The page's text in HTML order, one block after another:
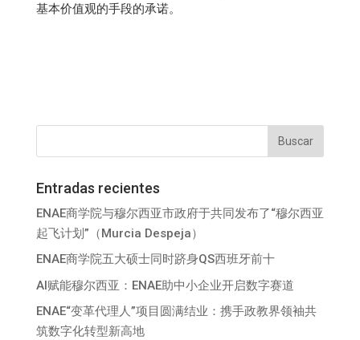
基本价值观的手段的承诺。
Entradas recientes
ENAE商学院与穆尔西亚市政府于共同发布了“穆尔西亚
起飞计划”（Murcia Despeja）
ENAE商学院五大硕士同时跻身QS西班牙前十
AI赋能穆尔西亚：ENAE助中小企业开启数字赛道
ENAE“变革代理人”项目圆满结业：携手政教界领袖共
筑数字化转型新高地